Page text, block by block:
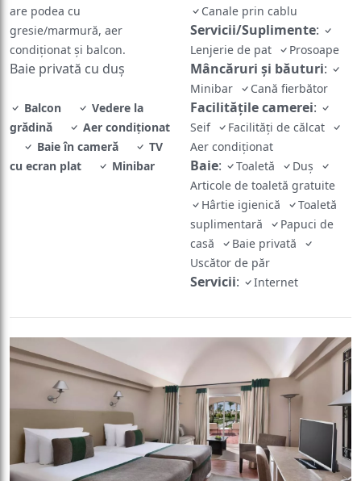
are podea cu
gresie/marmură, aer
condiționat și balcon.
Baie privată cu duș
Balcon
Vedere la
grădină
Aer condiţionat
Baie în cameră
TV
cu ecran plat
Minibar
Canale prin cablu
Servicii/Suplimente:
Lenjerie de pat Prosoape
Mâncăruri și băuturi:
Minibar Cană fierbător
Facilităţile camerei:
Seif
Facilităţi de călcat
Aer condiţionat
Baie: Toaletă
Duş
Articole de toaletă gratuite
Hârtie igienică
Toaletă
suplimentară
Papuci de
casă
Baie privată
Uscător de păr
Servicii: Internet